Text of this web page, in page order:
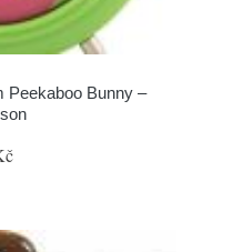
Peekaboo Bunny –